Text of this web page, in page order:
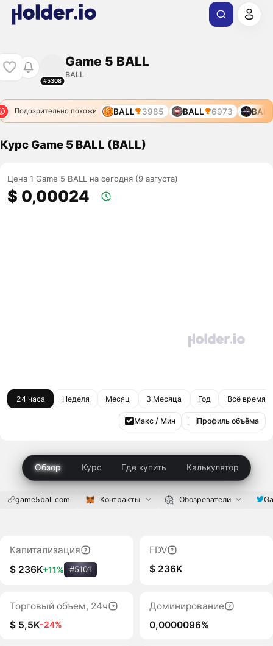
#5308
Game 5 BALL
BALL
Подозрительно похожи BALL 3985 BALL 6973 BALL
Курс Game 5 BALL (BALL)
Цена 1 Game 5 BALL на сегодня (9 августа)
$ 0,00024
24 часа Неделя Месяц 3 Месяца Год Всё время
Макс / Мин Профиль объёма
Обзор Курс Где купить Калькулятор
game5ball.com Контракты Обозреватели
Капитализация
$ 236K+11% #5101
FDV
$ 236K
Торговый объем, 24ч
$ 5,5K-24%
Доминирование
0,0000096%